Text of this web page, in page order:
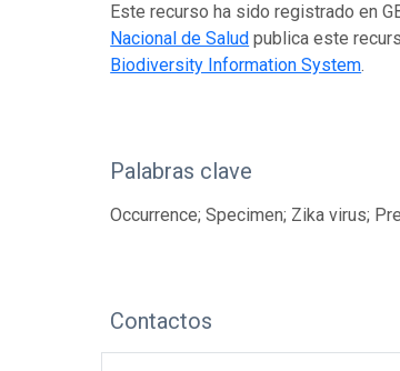
Este recurso ha sido registrado en
Nacional de Salud publica este
Biodiversity Information System.
Palabras clave
Occurrence; Specimen; Zika virus;
Contactos